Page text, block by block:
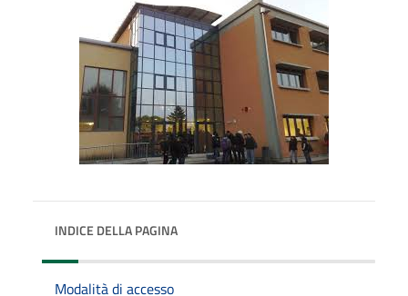
INDICE DELLA PAGINA
Modalità di accesso